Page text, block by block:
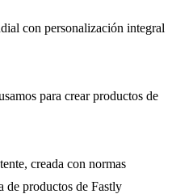
con personalización integral
para crear productos de
creada con normas
de productos de Fastly